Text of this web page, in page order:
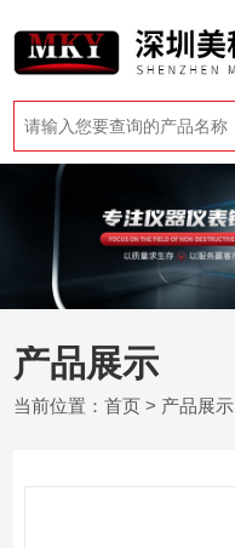
产品展示
当前位置：首页 > 产品展示